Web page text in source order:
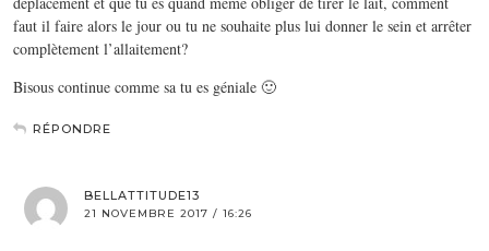
faut il faire alors le jour ou tu ne souhaite plus lui donner le sein et arrêter
complètement l’allaitement?
Bisous continue comme sa tu es géniale 🙂
RÉPONDRE
BELLATTITUDE13
21 NOVEMBRE 2017 / 16:26